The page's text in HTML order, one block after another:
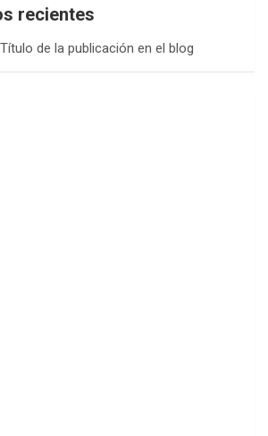
recientes
Título de la publicación en el blog